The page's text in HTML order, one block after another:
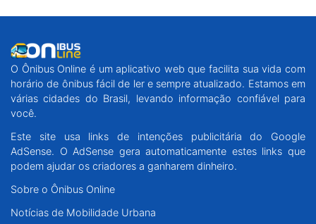
O Ônibus Online é um aplicativo web que facilita sua vida com
horário de ônibus fácil de ler e sempre atualizado. Estamos em
várias cidades do Brasil, levando informação confiável para
você.
Este site usa links de intenções publicitária do Google
AdSense. O AdSense gera automaticamente estes links que
podem ajudar os criadores a ganharem dinheiro.
Sobre o Ônibus Online
Notícias de Mobilidade Urbana